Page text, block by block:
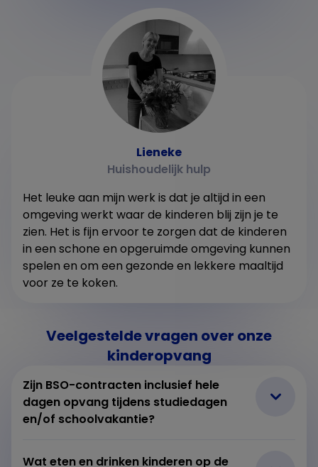
Lieneke
Huishoudelijk hulp
Het leuke aan mijn werk is dat je altijd in een
omgeving werkt waar de kinderen blij zijn je te
zien. Het is fijn ervoor te zorgen dat de kinderen
in een schone en opgeruimde omgeving kunnen
spelen en om een gezonde en lekkere maaltijd
voor ze te koken.
Veelgestelde vragen over onze
kinderopvang
Zijn BSO-contracten inclusief hele
dagen opvang tijdens studiedagen
en/of schoolvakantie?
Wat eten en drinken kinderen op de